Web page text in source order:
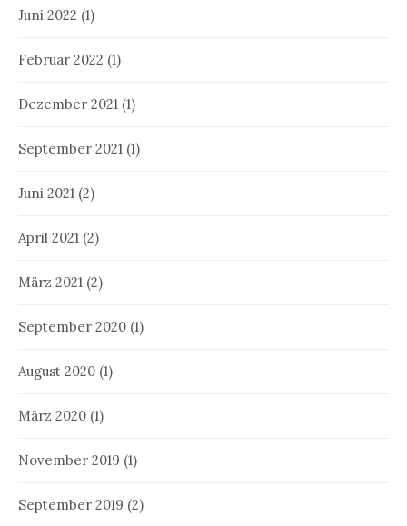
Juni 2022 (1)
Februar 2022 (1)
Dezember 2021 (1)
September 2021 (1)
Juni 2021 (2)
April 2021 (2)
März 2021 (2)
September 2020 (1)
August 2020 (1)
März 2020 (1)
November 2019 (1)
September 2019 (2)